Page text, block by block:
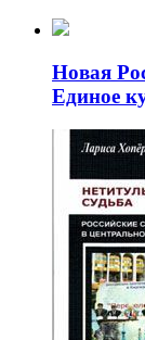
Новая
Единое